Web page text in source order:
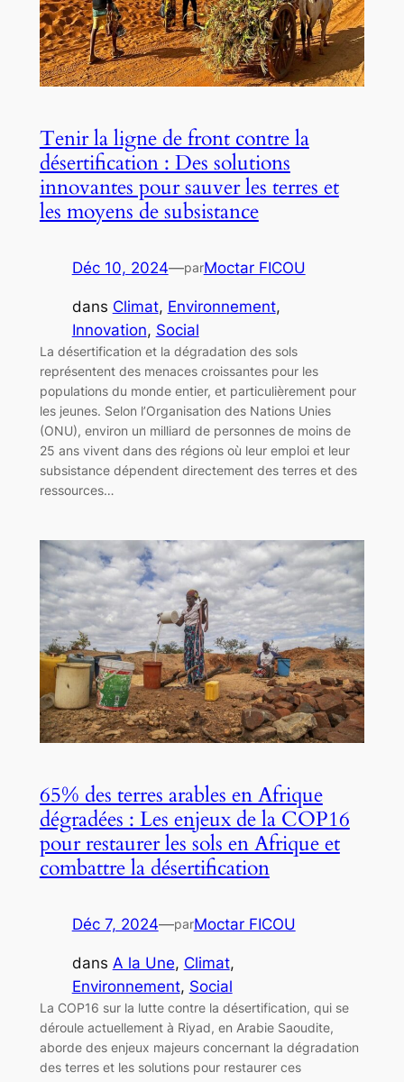
Tenir la ligne de front contre la
désertification : Des solutions
innovantes pour sauver les terres et
les moyens de subsistance
Déc 10, 2024—parMoctar FICOU
dans Climat, Environnement
Innovation, Social
La désertification et la dégradation des sols
représentent des menaces croissantes pour les
populations du monde entier, et particulièrement pour
les jeunes. Selon l’Organisation des Nations Unies
(ONU), environ un milliard de personnes de moins de
25 ans vivent dans des régions où leur emploi et leur
subsistance dépendent directement des terres et des
ressources…
65% des terres arables en Afrique
dégradées : Les enjeux de la COP16
pour restaurer les sols en Afrique et
combattre la désertification
Déc 7, 2024—parMoctar FICOU
dans A la Une, Climat
Environnement, Social
La COP16 sur la lutte contre la désertification, qui se
déroule actuellement à Riyad, en Arabie Saoudite,
aborde des enjeux majeurs concernant la dégradation
des terres et les solutions pour restaurer ces